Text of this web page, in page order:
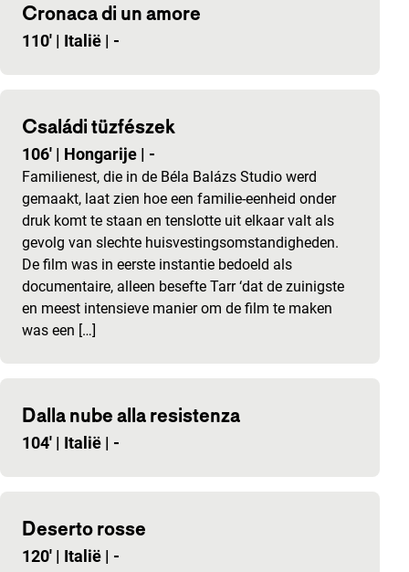
Cronaca di un amore
110' | Italië | -
Családi tüzfészek
106' | Hongarije | -
Familienest, die in de Béla Balázs Studio werd
gemaakt, laat zien hoe een familie-eenheid onder
druk komt te staan en tenslotte uit elkaar valt als
gevolg van slechte huisvestingsomstandigheden.
De film was in eerste instantie bedoeld als
documentaire, alleen besefte Tarr ‘dat de zuinigste
en meest intensieve manier om de film te maken
was een […]
Dalla nube alla resistenza
104' | Italië | -
Deserto rosse
120' | Italië | -